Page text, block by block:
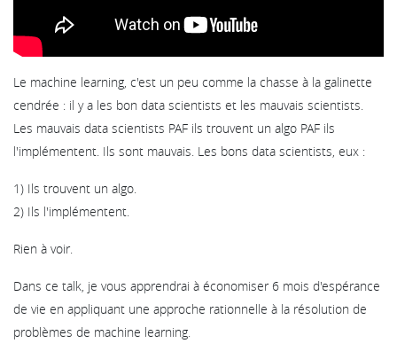
Le machine learning, c'est un peu comme la chasse à la galinette
cendrée : il y a les bon data scientists et les mauvais scientists.
Les mauvais data scientists PAF ils trouvent un algo PAF ils
l'implémentent. Ils sont mauvais. Les bons data scientists, eux :
1) Ils trouvent un algo.
2) Ils l'implémentent.
Rien à voir.
Dans ce talk, je vous apprendrai à économiser 6 mois d'espérance
de vie en appliquant une approche rationnelle à la résolution de
problèmes de machine learning.